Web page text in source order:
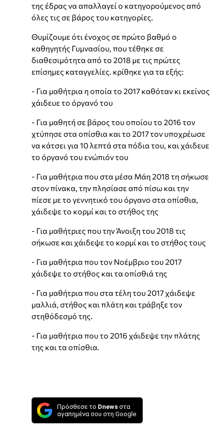
της έδρας να απαλλαγεί ο κατηγορούμενος από
όλες τις σε βάρος του κατηγορίες.
Θυμίζουμε ότι ένοχος σε πρώτο βαθμό ο
καθηγητής Γυμνασίου, που τέθηκε σε
διαθεσιμότητα από το 2018 με τις πρώτες
επίσημες καταγγελίες. κρίθηκε για τα εξής:
- Για μαθήτρια η οποία το 2017 καθόταν κι εκείνος
χάιδευε το όργανό του
- Για μαθητή σε βάρος του οποίου το 2016 τον
χτύπησε στα οπίσθια και το 2017 τον υποχρέωσε
να κάτσει για 10 λεπτά στα πόδια του, και χάιδευε
το όργανό του ενώπιόν του
- Για μαθήτρια που στα μέσα Μάη 2018 τη σήκωσε
στον πίνακα, την πλησίασε από πίσω και την
πίεσε με το γεννητικό του όργανο στα οπίσθια,
χάιδεψε το κορμί και το στήθος της
- Για μαθήτριες που την Άνοιξη του 2018 τις
σήκωσε και χάιδεψε το κορμί και το στήθος τους
- Για μαθήτρια που τον Νοέμβριο του 2017
χάιδεψε το στήθος και τα οπίσθιά της
- Για μαθήτρια που στα τέλη του 2017 χάιδεψε
μαλλιά, στήθος και πλάτη και τράβηξε τον
στηθόδεσμό της.
- Για μαθήτρια που το 2016 χάιδεψε την πλάτης
της και τα οπίσθια.
Πρόσθεσε το Dnews στα
αγαπημένα σου στη Google